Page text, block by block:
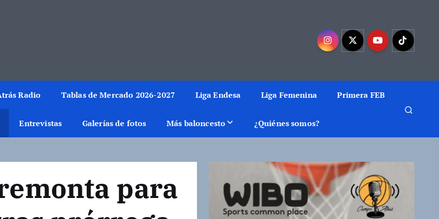
Radio Tablas de Mercado 2026-2027 Liga Endesa Liga Femenina Primera FEB
Entrevistas Galerías de fotos Más baloncesto ¿Quiénes somos?
para